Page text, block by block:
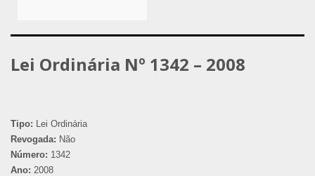
Lei Ordinária Nº 1342 – 2008
Tipo: Lei Ordinária
Revogada: Não
Número: 1342
Ano: 2008